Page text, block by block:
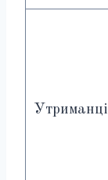
Утриманці